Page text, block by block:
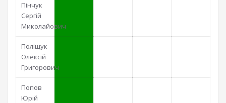
Пінчук
Сергій
Миколайович
Поліщук
Олексій
Григорович
Попов
Юрій